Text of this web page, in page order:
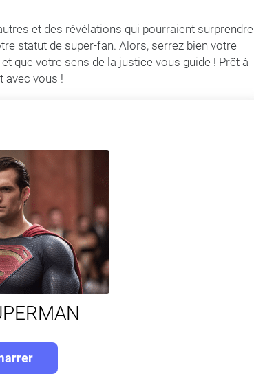
et des révélations qui pourraient surprendre
statut de super-fan. Alors, serrez bien votre
que votre sens de la justice vous guide ! Prêt à
avec vous !